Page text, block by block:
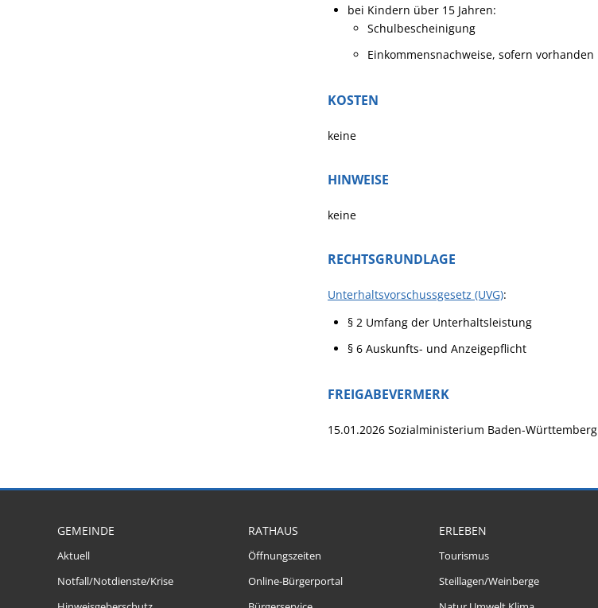
bei Kindern über 15 Jahren:
Schulbescheinigung
Einkommensnachweise, sofern vorhanden
KOSTEN
keine
HINWEISE
keine
RECHTSGRUNDLAGE
Unterhaltsvorschussgesetz (UVG):
§ 2 Umfang der Unterhaltsleistung
§ 6 Auskunfts- und Anzeigepflicht
FREIGABEVERMERK
15.01.2026 Sozialministerium Baden-Württemberg
GEMEINDE
Aktuell
Notfall/Notdienste/Krise
RATHAUS
Öffnungszeiten
Online-Bürgerportal
ERLEBEN
Tourismus
Steillagen/Weinberge